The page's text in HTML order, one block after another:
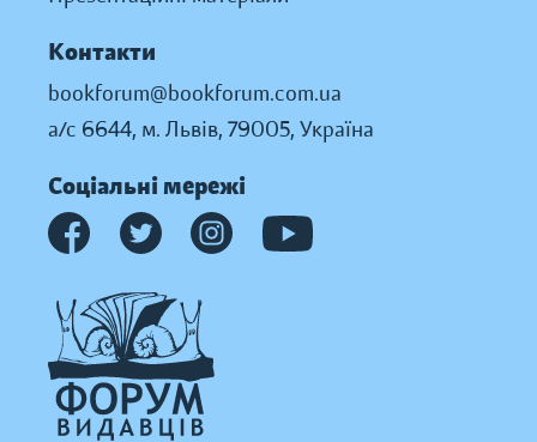
Контакти
bookforum@bookforum.com.ua
а/с 6644, м. Львів, 79005, Україна
Соціальні мережі